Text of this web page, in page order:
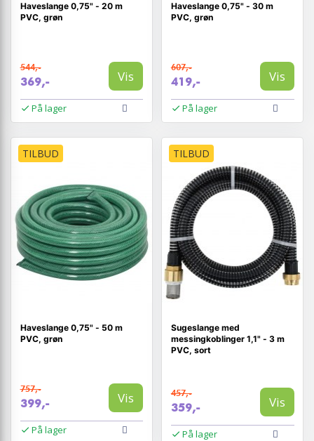
Haveslange 0,75" - 20 m
PVC, grøn
544,-
369,- Vis
På lager
Haveslange 0,75" - 30 m
PVC, grøn
607,-
419,- Vis
På lager
TILBUD
Haveslange 0,75" - 50 m
PVC, grøn
757,-
399,- Vis
På lager
TILBUD
Sugeslange med
messingkoblinger 1,1" - 3 m
PVC, sort
457,-
359,- Vis
På lager